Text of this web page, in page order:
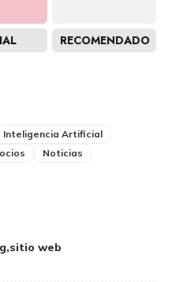
RECOMENDADO
Inteligencia Artificial
Noticias
sitio web